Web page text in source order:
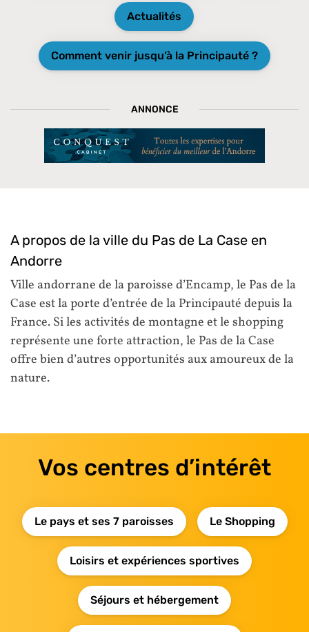
Actualités
Comment venir jusqu’à la Principauté ?
ANNONCE
A propos de la ville du Pas de La Case en
Andorre
Ville andorrane de la paroisse d’Encamp, le Pas de la
Case est la porte d’entrée de la Principauté depuis la
France. Si les activités de montagne et le shopping
représente une forte attraction, le Pas de la Case
offre bien d’autres opportunités aux amoureux de la
nature.
Vos centres d’intérêt
Le pays et ses 7 paroisses Le Shopping
Loisirs et expériences sportives
Séjours et hébergement